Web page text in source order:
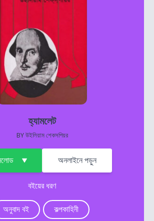
হ্যামলেট
BYউইলিয়াম শেকসপিয়র
অনলাইনে পড়ুন
বইয়ের ধরণ
অনুবাদ বই কল্পকাহিনী